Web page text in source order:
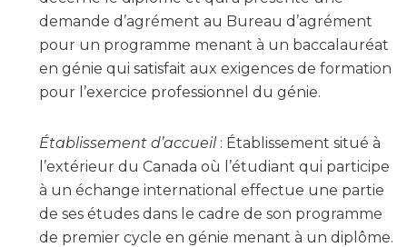
demande d’agrément au Bureau d’agrément
pour un programme menant à un baccalauréat
en génie qui satisfait aux exigences de formation
pour l’exercice professionnel du génie.
Établissement d’accueil : Établissement situé à
l’extérieur du Canada où l’étudiant qui participe
à un échange international effectue une partie
de ses études dans le cadre de son programme
de premier cycle en génie menant à un diplôme.